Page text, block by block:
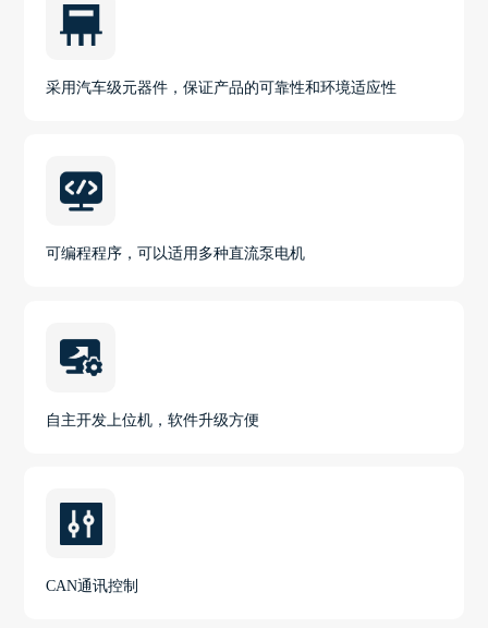
采用汽车级元器件，保证产品的可靠性和环境适应性
可编程程序，可以适用多种直流泵电机
自主开发上位机，软件升级方便
CAN通讯控制